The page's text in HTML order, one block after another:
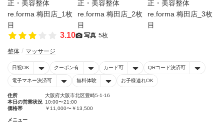
3.10 写真 5枚
整体 マッサージ
日祝OK クーポン有 カード可 QRコード決済可
電子マネー決済可 無料体験 お子様連れOK
住所
大阪府大阪市北区豊崎5-1-16
本日の営業状況 10:00〜21:00
価格帯
￥11,000〜￥13,500
メニュー